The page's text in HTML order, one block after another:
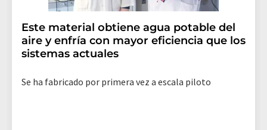
Este material obtiene agua potable del
aire y enfría con mayor eficiencia que los
sistemas actuales
Se ha fabricado por primera vez a escala piloto